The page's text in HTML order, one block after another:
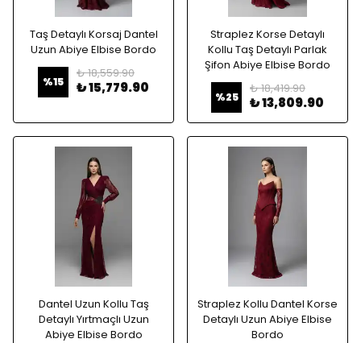
Taş Detaylı Korsaj Dantel
Uzun Abiye Elbise Bordo
%15
₺ 18,559.90
₺ 15,779.90
Straplez Korse Detaylı
Kollu Taş Detaylı Parlak
Şifon Abiye Elbise Bordo
%25
₺ 18,419.90
₺ 13,809.90
Dantel Uzun Kollu Taş
Detaylı Yırtmaçlı Uzun
Abiye Elbise Bordo
Straplez Kollu Dantel Korse
Detaylı Uzun Abiye Elbise
Bordo